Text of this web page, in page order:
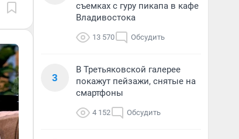
съемках с гуру пикапа в кафе
Владивостока
13 570 Обсудить
3
В Третьяковской галерее
покажут пейзажи, снятые на
смартфоны
4 152 Обсудить